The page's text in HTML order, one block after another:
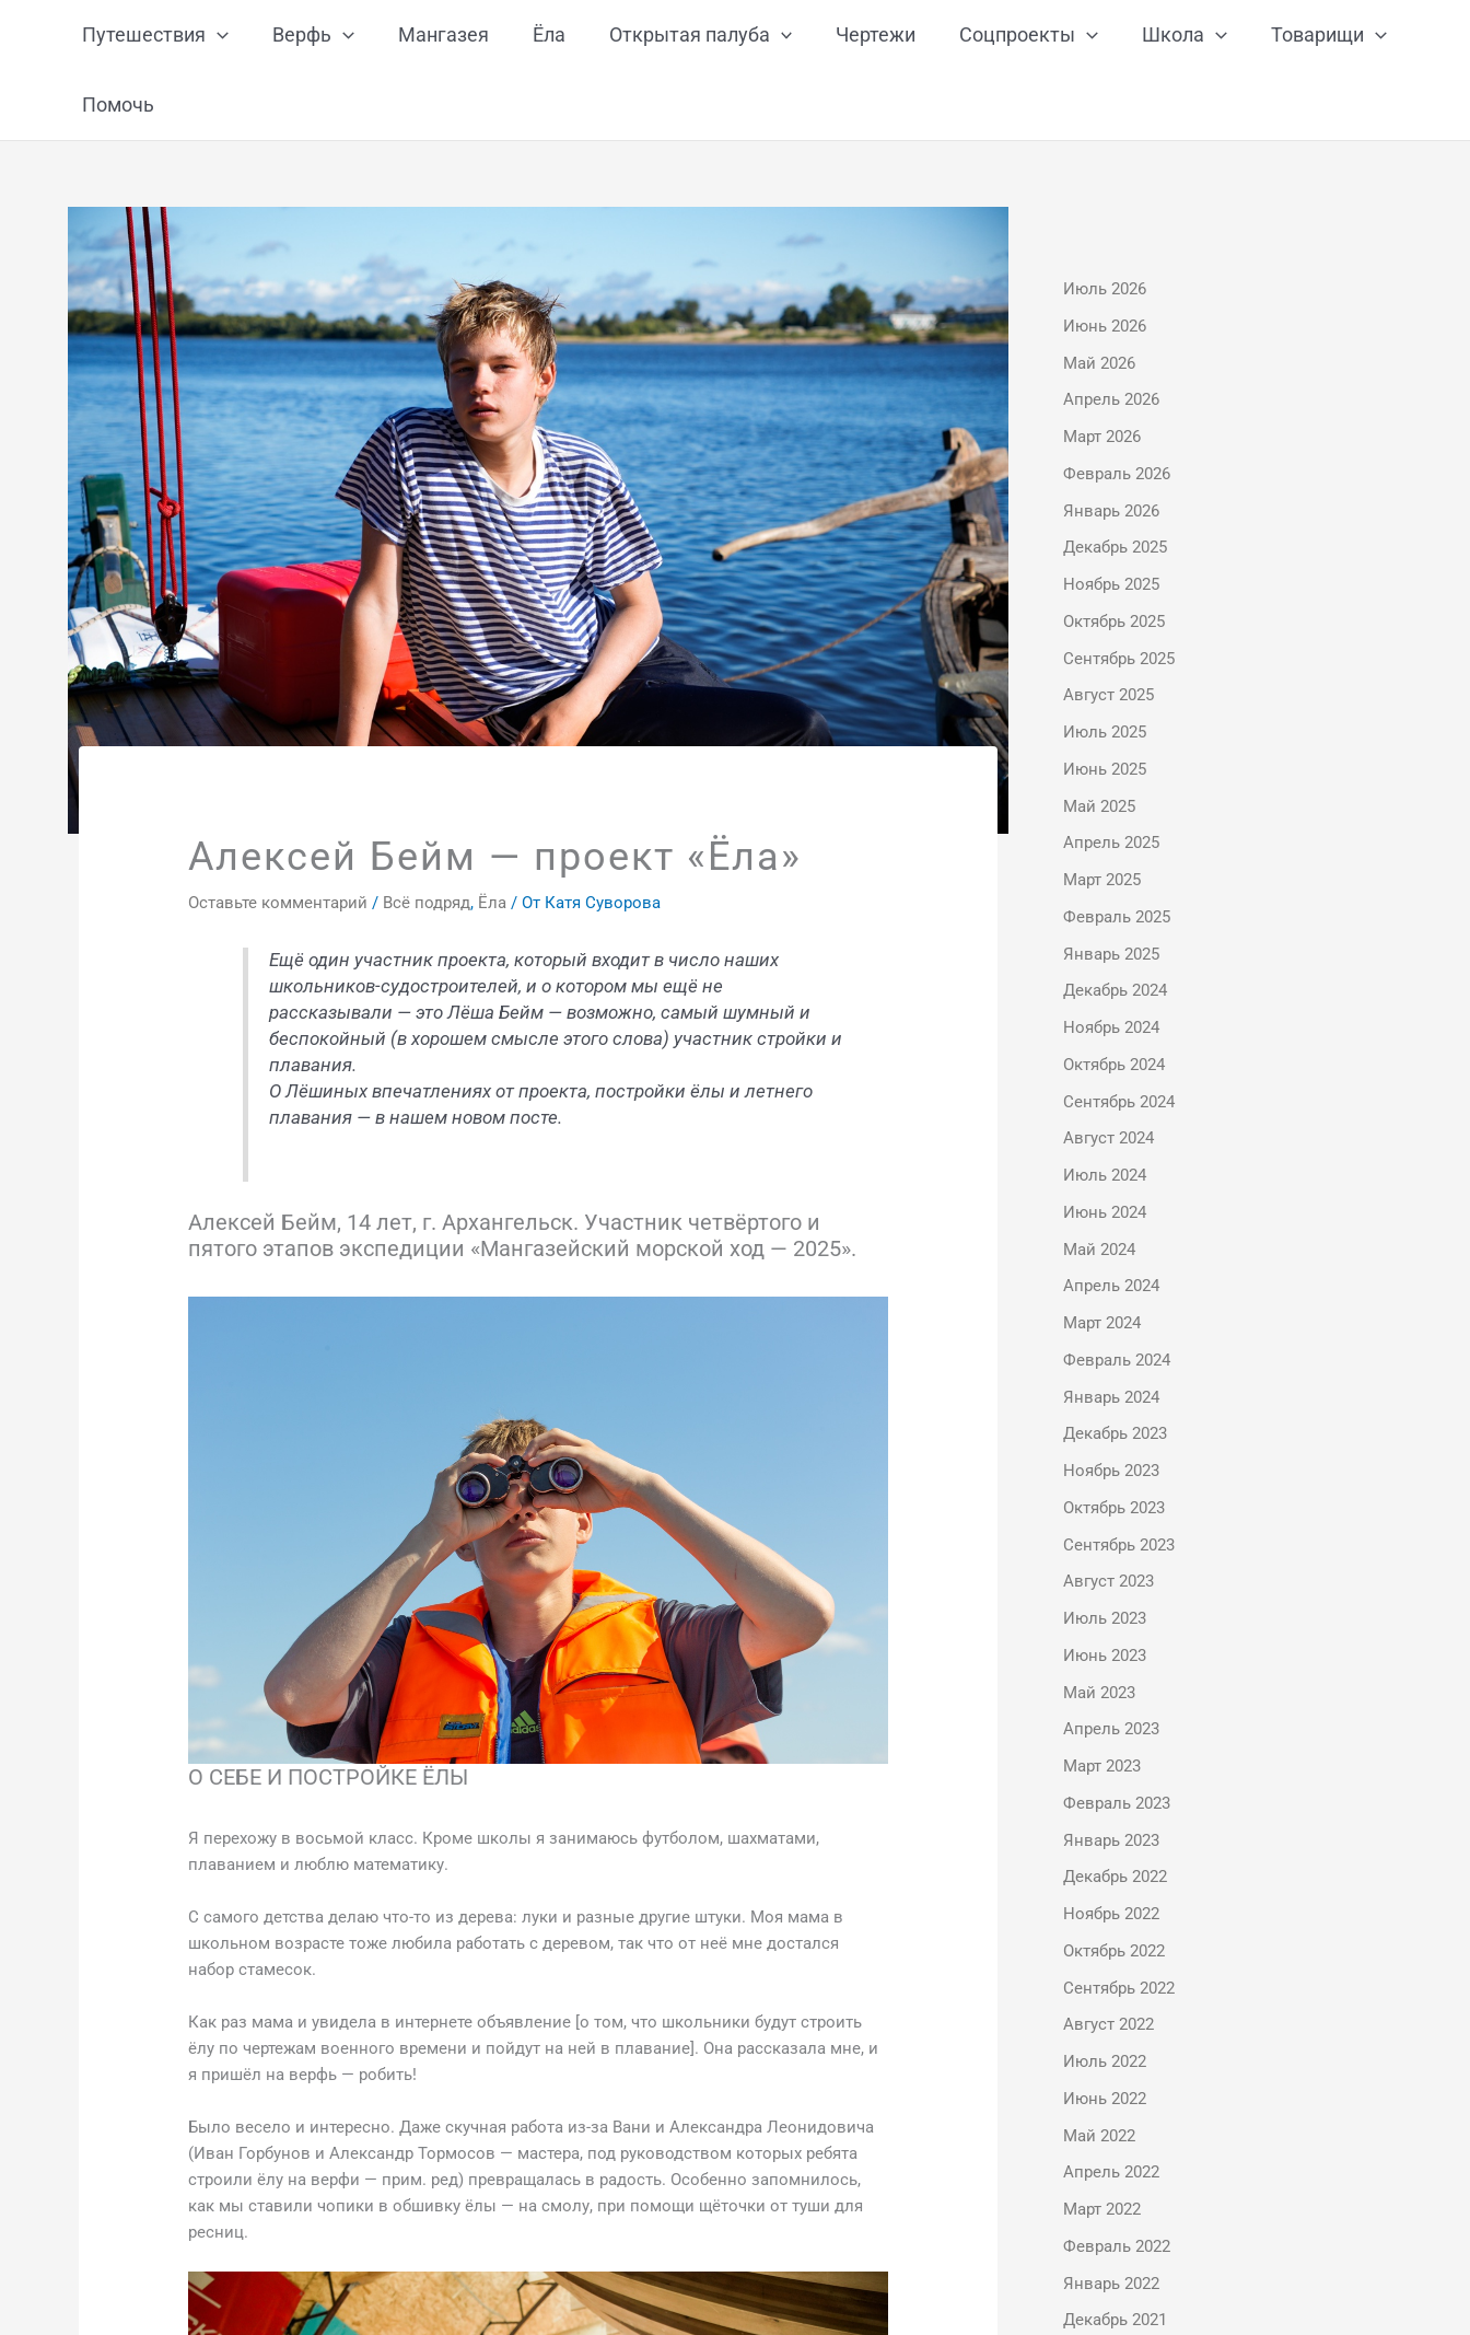
Путешествия Верфь Мангазея Ёла Открытая палуба Чертежи Соцпроекты Школа Товарищи
Помочь
Алексей Бейм — проект «Ёла»
Оставьте комментарий / Всё подряд, Ёла / От Катя Суворова
Ещё один участник проекта, который входит в число наших
школьников-судостроителей, и о котором мы ещё не
рассказывали — это Лёша Бейм — возможно, самый шумный и
беспокойный (в хорошем смысле этого слова) участник стройки и
плавания.
О Лёшиных впечатлениях от проекта, постройки ёлы и летнего
плавания — в нашем новом посте.
Алексей Бейм, 14 лет, г. Архангельск. Участник четвёртого и
пятого этапов экспедиции «Мангазейский морской ход — 2025».
О СЕБЕ И ПОСТРОЙКЕ ЁЛЫ
Я перехожу в восьмой класс. Кроме школы я занимаюсь футболом, шахматами,
плаванием и люблю математику.
С самого детства делаю что-то из дерева: луки и разные другие штуки. Моя мама в
школьном возрасте тоже любила работать с деревом, так что от неё мне достался
набор стамесок.
Как раз мама и увидела в интернете объявление [о том, что школьники будут строить
ёлу по чертежам военного времени и пойдут на ней в плавание]. Она рассказала мне, и
я пришёл на верфь — робить!
Было весело и интересно. Даже скучная работа из-за Вани и Александра Леонидовича
(Иван Горбунов и Александр Тормосов — мастера, под руководством которых ребята
строили ёлу на верфи — прим. ред) превращалась в радость. Особенно запомнилось,
как мы ставили чопики в обшивку ёлы — на смолу, при помощи щёточки от туши для
ресниц.
Июль 2026
Июнь 2026
Май 2026
Апрель 2026
Март 2026
Февраль 2026
Январь 2026
Декабрь 2025
Ноябрь 2025
Октябрь 2025
Сентябрь 2025
Август 2025
Июль 2025
Июнь 2025
Май 2025
Апрель 2025
Март 2025
Февраль 2025
Январь 2025
Декабрь 2024
Ноябрь 2024
Октябрь 2024
Сентябрь 2024
Август 2024
Июль 2024
Июнь 2024
Май 2024
Апрель 2024
Март 2024
Февраль 2024
Январь 2024
Декабрь 2023
Ноябрь 2023
Октябрь 2023
Сентябрь 2023
Август 2023
Июль 2023
Июнь 2023
Май 2023
Апрель 2023
Март 2023
Февраль 2023
Январь 2023
Декабрь 2022
Ноябрь 2022
Октябрь 2022
Сентябрь 2022
Август 2022
Июль 2022
Июнь 2022
Май 2022
Апрель 2022
Март 2022
Февраль 2022
Январь 2022
Декабрь 2021